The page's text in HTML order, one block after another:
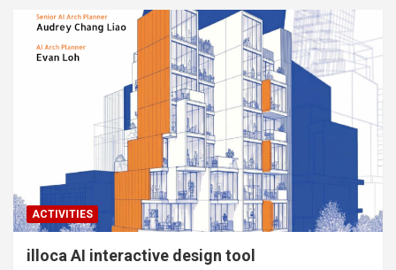
ACTIVITIES
illoca AI interactive design tool